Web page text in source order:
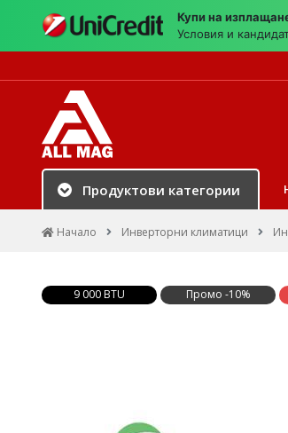
Купи на
Условия и
Продуктови категории
Начало Инверторни климатици
9 000 BTU Промо -10%